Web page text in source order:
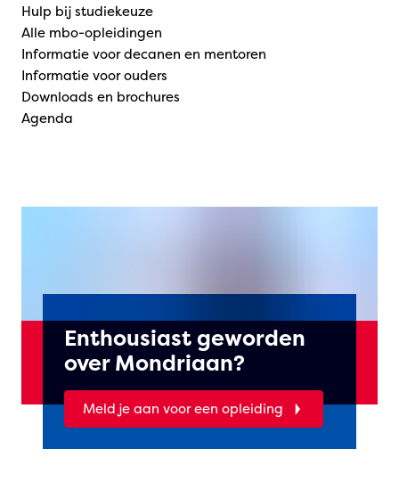
Hulp bij studiekeuze
Alle mbo-opleidingen
Informatie voor decanen en mentoren
Informatie voor ouders
Downloads en brochures
Agenda
Enthousiast geworden
over Mondriaan?
Meld je aan voor een opleiding